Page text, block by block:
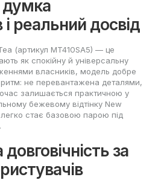
думка
і реальний досвід
(артикул MT410SA5) — це
як спокійну й універсальну
власників, модель добре
ритм: не перевантажена деталями,
залишається практичною у
бежевому відтінку New
стає базовою парою під
за